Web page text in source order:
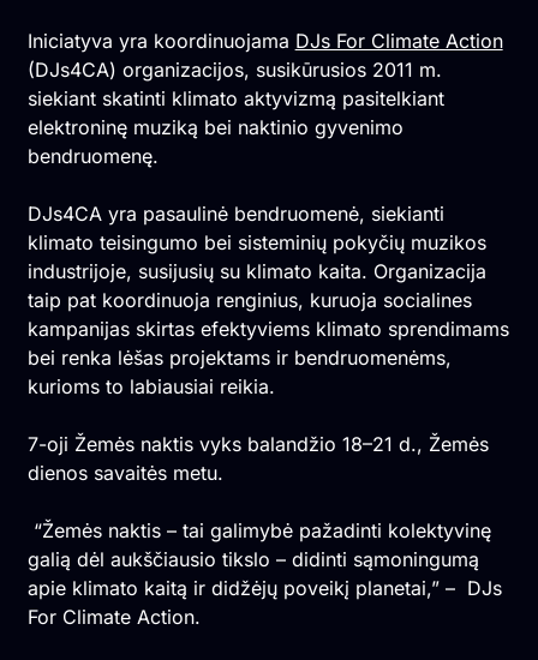
Iniciatyva yra koordinuojama DJs For Climate Action
(DJs4CA) organizacijos, susikūrusios 2011 m.
siekiant skatinti klimato aktyvizmą pasitelkiant
elektroninę muziką bei naktinio gyvenimo
bendruomenę.
DJs4CA yra pasaulinė bendruomenė, siekianti
klimato teisingumo bei sisteminių pokyčių muzikos
industrijoje, susijusių su klimato kaita. Organizacija
taip pat koordinuoja renginius, kuruoja socialines
kampanijas skirtas efektyviems klimato sprendimams
bei renka lėšas projektams ir bendruomenėms,
kurioms to labiausiai reikia.
7-oji Žemės naktis vyks balandžio 18–21 d., Žemės
dienos savaitės metu.
“Žemės naktis – tai galimybė pažadinti kolektyvinę
galią dėl aukščiausio tikslo – didinti sąmoningumą
apie klimato kaitą ir didžėjų poveikį planetai,” – DJs
For Climate Action.